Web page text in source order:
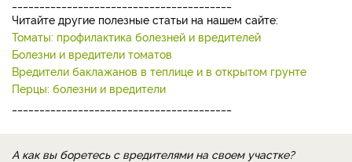
Читайте другие полезные статьи на нашем сайте:
Томаты: профилактика болезней и вредителей
Болезни и вредители томатов
Вредители баклажанов в теплице и в открытом грунте
Перцы: болезни и вредители
А как вы боретесь с вредителями на своем участке?